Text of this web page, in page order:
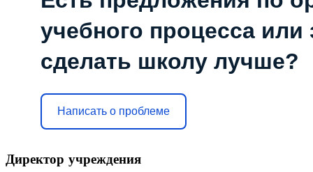
учебного процесса или
сделать школу лучше?
Написать о проблеме
Директор учреждения